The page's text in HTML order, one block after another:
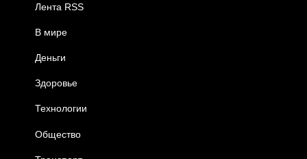
Лента RSS
В мире
Деньги
Здоровье
Технологии
Общество